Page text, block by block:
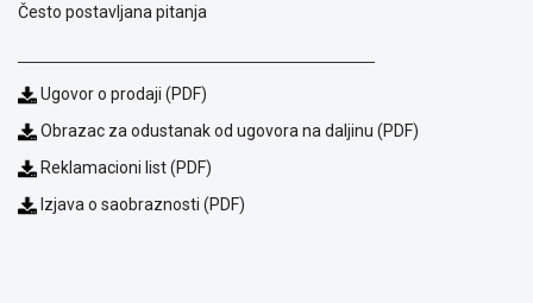
Često postavljana pitanja
Ugovor o prodaji (PDF)
Obrazac za odustanak od ugovora na daljinu (PDF)
Reklamacioni list (PDF)
Izjava o saobraznosti (PDF)